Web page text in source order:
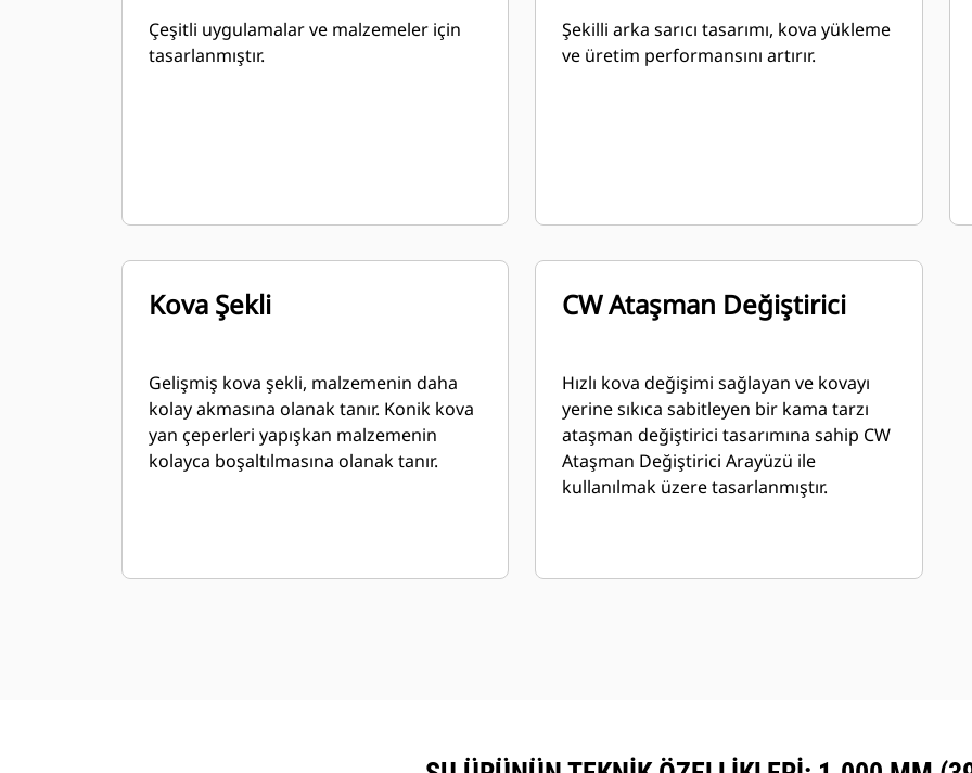
Çeşitli uygulamalar ve malzemeler için
tasarlanmıştır.
Şekilli arka sarıcı tasarımı, kova yükleme
ve üretim performansını artırır.
Kova Şekli
Gelişmiş kova şekli, malzemenin daha
kolay akmasına olanak tanır. Konik kova
yan çeperleri yapışkan malzemenin
kolayca boşaltılmasına olanak tanır.
CW Ataşman Değiştirici
Hızlı kova değişimi sağlayan ve kovayı
yerine sıkıca sabitleyen bir kama tarzı
ataşman değiştirici tasarımına sahip CW
Ataşman Değiştirici Arayüzü ile
kullanılmak üzere tasarlanmıştır.